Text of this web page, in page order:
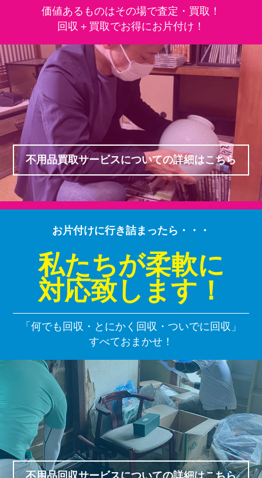
価値あるものはその場で査定・買取！
回収＋買取でお得にお片付け！
不用品買取サービスについての詳細はこちら
お片付けに行き詰まったら・・・
私たちが柔軟に
対応致します！
「何でも回収・とにかく回収・ついでに回収」
すべておまかせ！
不用品回収サービスについての詳細はこちら